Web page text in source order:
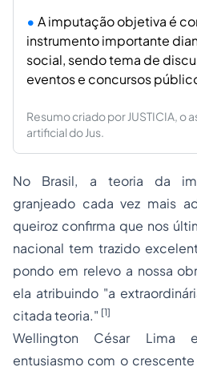
A imputação objetiva é
instrumento importante
social, sendo tema de
eventos e concursos
Resumo criado por JUSTICIA, o
artificial do Jus.
No Brasil, a teoria da
granjeado cada vez mais
queiroz confirma que nos
nacional tem trazido
pondo em relevo a nossa
ela atribuindo "a
citada teoria." [1]
Wellington César Lima
entusiasmo com o